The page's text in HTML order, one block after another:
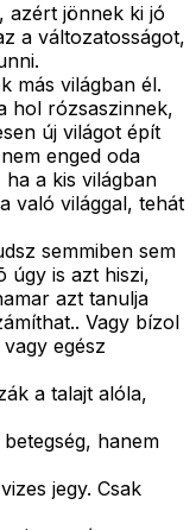
azért jönnek ki jó
a változatosságot,
más világban él.
hol rózsaszinnek,
új világot épít
enged oda
a kis világban
való világgal, tehát
semmiben sem
úgy is azt hiszi,
azt tanulja
Vagy bízol
egész
a talajt alóla,
hanem
jegy. Csak